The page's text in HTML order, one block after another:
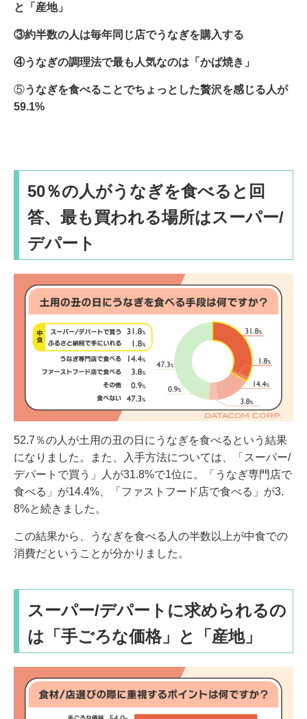
と「産地」
③約半数の人は毎年同じ店でうなぎを購入する
④うなぎの調理法で最も人気なのは「かば焼き」
⑤うなぎを食べることでちょっとした贅沢を感じる人が
59.1%
50％の人がうなぎを食べると回
答、最も買われる場所はスーパー/
デパート
52.7％の人が土用の丑の日にうなぎを食べるという結果
になりました。また、入手方法については、「スーパー/
デパートで買う」人が31.8%で1位に。「うなぎ専門店で
食べる」が14.4%、「ファストフード店で食べる」が3.
8%と続きました。
この結果から、うなぎを食べる人の半数以上が中食での
消費だということが分かりました。
スーパー/デパートに求められるの
は「手ごろな価格」と「産地」